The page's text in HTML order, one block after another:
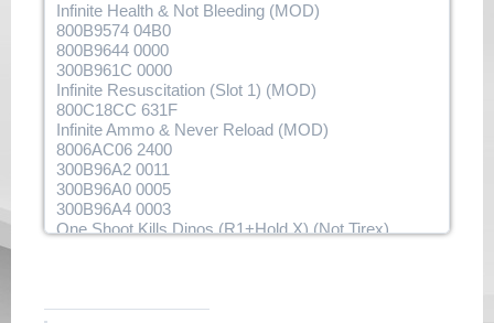
Infinite Health & Not Bleeding (MOD)
800B9574 04B0
800B9644 0000
300B961C 0000
Infinite Resuscitation (Slot 1) (MOD)
800C18CC 631F
Infinite Ammo & Never Reload (MOD)
8006AC06 2400
300B96A2 0011
300B96A0 0005
300B96A4 0003
One Shoot Kills Dinos (R1+Hold X) (Not Tirex)
D00B1418 0008